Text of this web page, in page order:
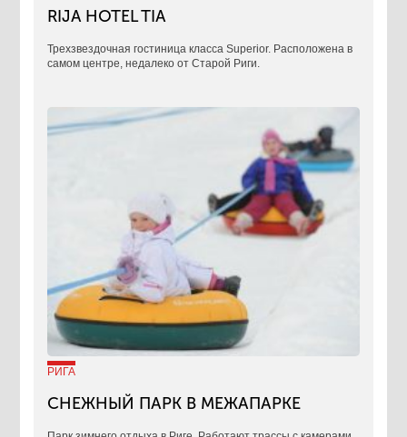
RIJA HOTEL TIA
Трехзвездочная гостиница класса Superior. Расположена в
самом центре, недалеко от Старой Риги.
РИГА
СНЕЖНЫЙ ПАРК В МЕЖАПАРКЕ